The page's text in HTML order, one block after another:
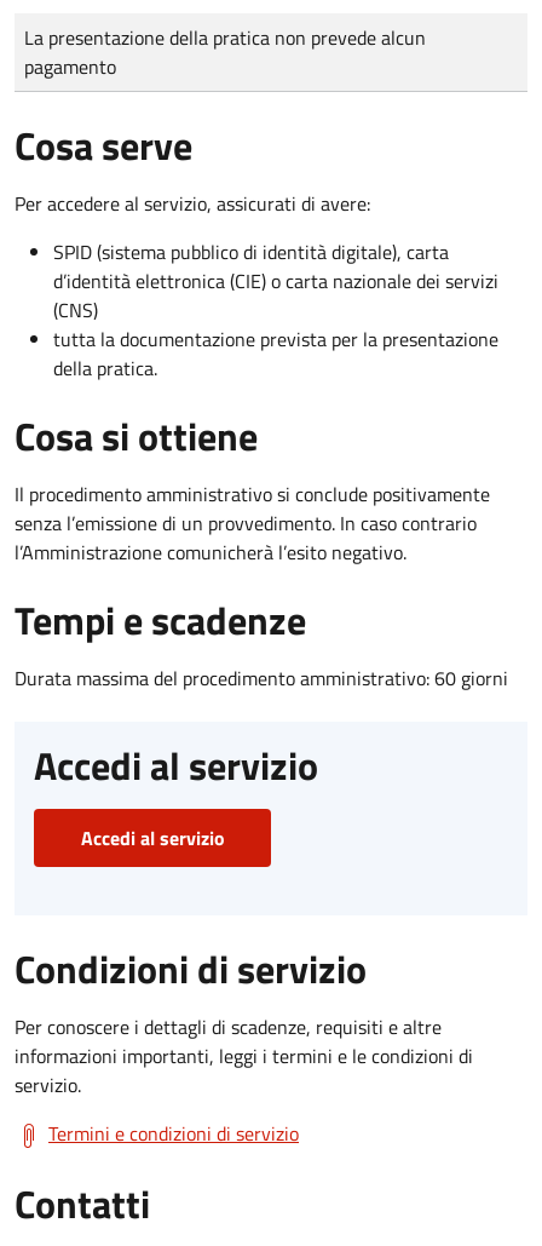
Tipo di pagamento
Importo
La presentazione della pratica non prevede alcun
pagamento
Cosa serve
Per accedere al servizio, assicurati di avere:
SPID (sistema pubblico di identità digitale), carta
d’identità elettronica (CIE) o carta nazionale dei servizi
(CNS)
tutta la documentazione prevista per la presentazione
della pratica.
Cosa si ottiene
Il procedimento amministrativo si conclude positivamente
senza l’emissione di un provvedimento. In caso contrario
l’Amministrazione comunicherà l’esito negativo.
Tempi e scadenze
Durata massima del procedimento amministrativo: 60 giorni
Accedi al servizio
Accedi al servizio
Condizioni di servizio
Per conoscere i dettagli di scadenze, requisiti e altre
informazioni importanti, leggi i termini e le condizioni di
servizio.
Termini e condizioni di servizio
Contatti